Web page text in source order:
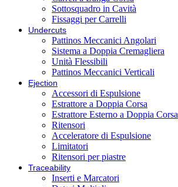
Sottosquadro in Cavità
Fissaggi per Carrelli
Undercuts
Pattinos Meccanici Angolari
Sistema a Doppia Cremagliera
Unità Flessibili
Pattinos Meccanici Verticali
Ejection
Accessori di Espulsione
Estrattore a Doppia Corsa
Estrattore Esterno a Doppia Corsa
Ritensori
Acceleratore di Espulsione
Limitatori
Ritensori per piastre
Traceability
Inserti e Marcatori